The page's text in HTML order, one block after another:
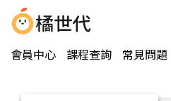
會員中心 課程查詢 常見問題